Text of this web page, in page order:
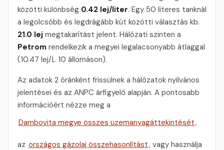
közötti különbség 0.42 lej/liter. Egy 50 literes tanknál
a legolcsóbb és legdrágább kút közötti választás kb.
21.0 lej megtakarítást jelent. Hálózati szinten a
Petrom rendelkezik a megyei legalacsonyabb átlaggal
(10.47 lej/L 10 állomáson).
Az adatok 2 óránként frissülnek a hálózatok nyilvános
jelentései és az ANPC árfigyelő alapján. A pontosabb
információért nézze meg a
Dambovita megye összes üzemanyagáttekintését,
az országos gázolaj összehasonlítást, vagy használja